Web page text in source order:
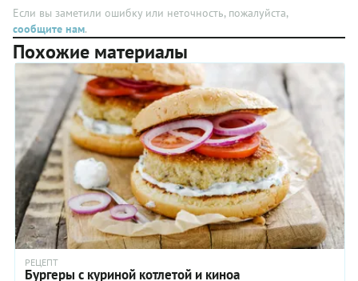
добавлением
в блюда
эту крупу
замачивать.
сыр,
много
листовой
зелени,
яркая
морковка,
свекла и
сушеная
морская
капуста
как
альтернатива
соли и
источник
йода. А
сочный
соус с
кресс-
салатом и
Если вы заметили ошибку или неточность, пожалуйста,
сообщите нам.
Похожие материалы
РЕЦЕПТ
Бургеры с куриной котлетой и киноа